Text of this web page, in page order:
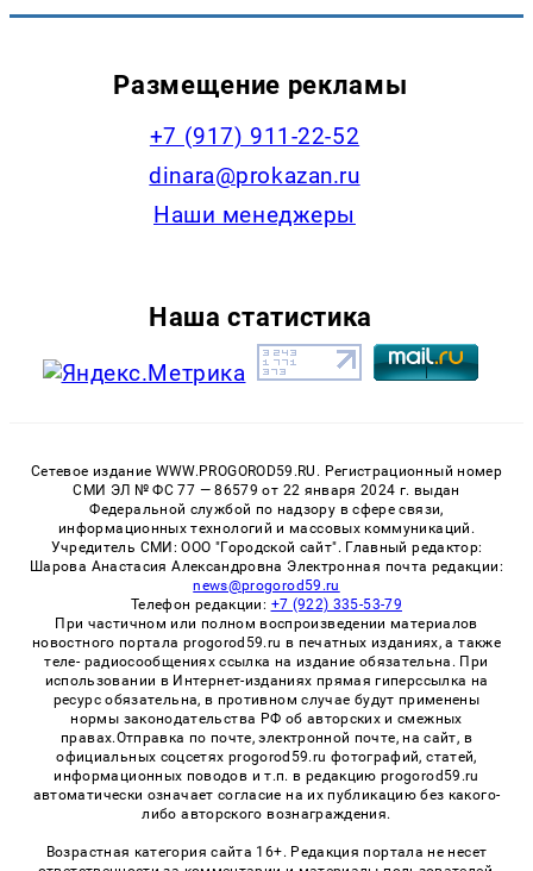
Размещение рекламы
+7 (917) 911-22-52
dinara@prokazan.ru
Наши менеджеры
Наша статистика
Сетевое издание WWW.PROGOROD59.RU. Регистрационный номер
СМИ ЭЛ № ФС 77 — 86579 от 22 января 2024 г. выдан
Федеральной службой по надзору в сфере связи,
информационных технологий и массовых коммуникаций.
Учредитель СМИ: ООО "Городской сайт". Главный редактор:
Шарова Анастасия Александровна Электронная почта редакции:
news@progorod59.ru
Телефон редакции: +7 (922) 335-53-79
При частичном или полном воспроизведении материалов
новостного портала progorod59.ru в печатных изданиях, а также
теле- радиосообщениях ссылка на издание обязательна. При
использовании в Интернет-изданиях прямая гиперссылка на
ресурс обязательна, в противном случае будут применены
нормы законодательства РФ об авторских и смежных
правах.Отправка по почте, электронной почте, на сайт, в
официальных соцсетях progorod59.ru фотографий, статей,
информационных поводов и т.п. в редакцию progorod59.ru
автоматически означает согласие на их публикацию без какого-
либо авторского вознаграждения.
Возрастная категория сайта 16+. Редакция портала не несет